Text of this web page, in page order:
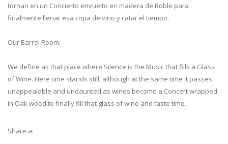
tornan en un Concierto envuelto en madera de Roble para
finalmente llenar esa copa de vino y catar el tiempo.
Our Barrel Room.
We define as that place where Silence is the Music that fills a Glass
of Wine. Here time stands still, although at the same time it passes
unappealable and undaunted as wines become a Concert wrapped
in Oak wood to finally fill that glass of wine and taste time.
Share a: